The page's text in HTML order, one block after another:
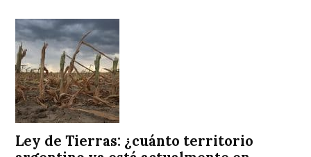
Ley de Tierras: ¿cuánto territorio